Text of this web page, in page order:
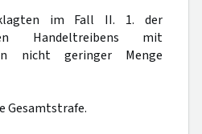
im Fall II. 1. der
Handeltreibens mit
nicht geringer Menge
Gesamtstrafe.